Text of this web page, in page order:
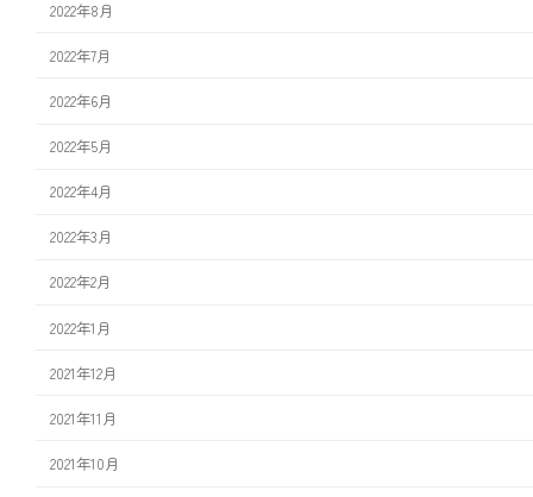
2022年8月
2022年7月
2022年6月
2022年5月
2022年4月
2022年3月
2022年2月
2022年1月
2021年12月
2021年11月
2021年10月